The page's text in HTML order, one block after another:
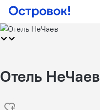
Отель НеЧаев